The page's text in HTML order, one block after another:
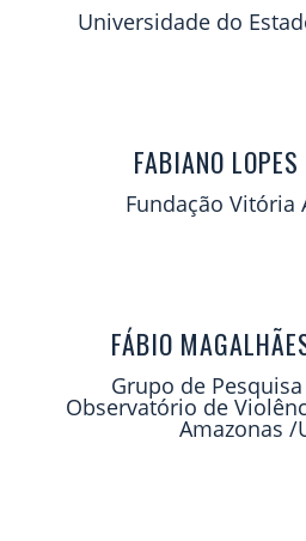
Universidade do
FABIANO
Fundação Vitória
FÁBIO
Grupo de Pesquisa
Observatório de
Amazonas /